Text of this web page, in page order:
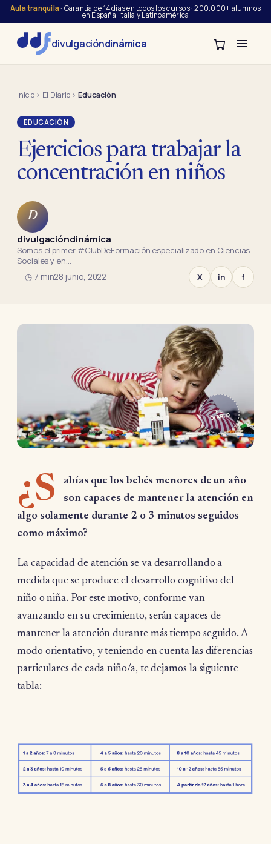
Aula tranquila· Garantía de 14 días en todos los cursos · 200.000+ alumnos
en España, Italia y Latinoamérica
divulgacióndinámica
Inicio› El Diario›Educación
EDUCACIÓN
Ejercicios para trabajar la
concentración en niños
D
divulgacióndinámica
Somos el primer #ClubDeFormación especializado en Ciencias
Sociales y en…
◷ 7 min28 junio, 2022 X in f
EL
DIARIO
¿S
abías que los bebés menores de un año
son capaces de mantener la atención en
algo solamente durante 2 o 3 minutos seguidos
como máximo?
La capacidad de atención se va desarrollando a
medida que se produce el desarrollo cognitivo del
niño o niña. Por este motivo, conforme van
avanzando en su crecimiento, serán capaces de
mantener la atención durante más tiempo seguido. A
modo orientativo, y teniendo en cuenta las diferencias
particulares de cada niño/a, te dejamos la siguiente
tabla: